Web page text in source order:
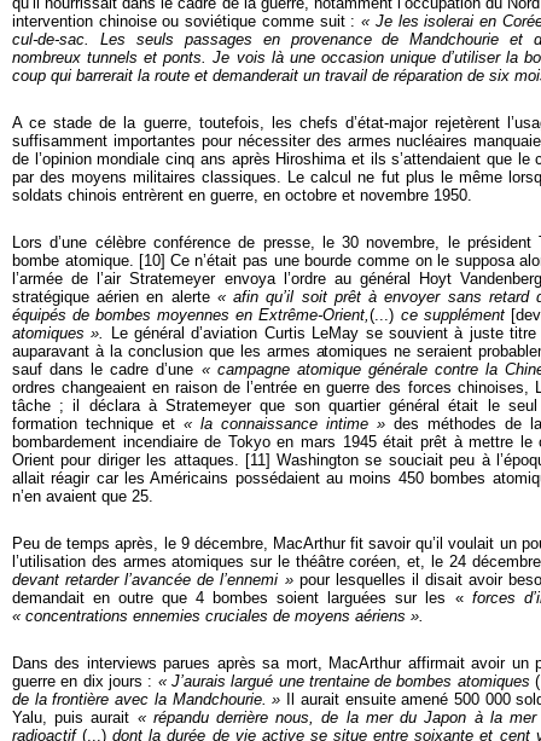
intervention chinoise ou soviétique comme suit :« Je les isolerai en
cul-de-sac. Les seuls passages en provenance de Mandchourie et
nombreux tunnels et ponts. Je vois là une occasion unique d’utiliser la
coup qui barrerait la route et demanderait un travail de réparation de six
A ce stade de la guerre, toutefois, les chefs d’état-major rejetèrent
suffisamment importantes pour nécessiter des armes nucléaires
de l’opinion mondiale cinq ans après Hiroshima et ils s’attendaient que
par des moyens militaires classiques. Le calcul ne fut plus le même
soldats chinois entrèrent en guerre, en octobre et novembre 1950.
Lors d’une célèbre conférence de presse, le 30 novembre, le
bombe atomique. [10] Ce n’était pas une bourde comme on le supposa
l’armée de l’air Stratemeyer envoya l’ordre au général Hoyt
stratégique aérien en alerte « afin qu’il soit prêt à envoyer sans retard
équipés de bombes moyennes en Extrême-Orient,(...) ce supplément
atomiques ».
Le général d’aviation Curtis LeMay se souvient à juste
auparavant à la conclusion que les armes atomiques ne seraient
sauf dans le cadre d’une « campagne atomique générale contre la
ordres changeaient en raison de l’entrée en guerre des forces chinoises,
tâche ; il déclara à Stratemeyer que son quartier général était le seul
formation technique et « la connaissance intime » des méthodes de
bombardement incendiaire de Tokyo en mars 1945 était prêt à mettre le
Orient pour diriger les attaques. [11] Washington se souciait peu à
allait réagir car les Américains possédaient au moins 450 bombes
n’en avaient que 25.
Peu de temps après, le 9 décembre, MacArthur fit savoir qu’il voulait un
l’utilisation des armes atomiques sur le théâtre coréen, et, le 24
devant retarder l’avancée de l’ennemi »pour lesquelles il disait avoir
demandait en outre que 4 bombes soient larguées sur les « forces
« concentrations ennemies cruciales de moyens aériens ».
Dans des interviews parues après sa mort, MacArthur affirmait avoir un
guerre en dix jours : « J’aurais largué une trentaine de bombes atomiques
de la frontière avec la Mandchourie. » Il aurait ensuite amené 500 000
Yalu, puis aurait « répandu derrière nous, de la mer du Japon à la
radioactif(...)dont la durée de vie active se situe entre soixante et cent